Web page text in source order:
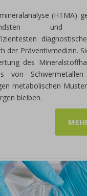
(HTMA)
und
der Präventivmedizin.
des
von
metabolischen
bleiben.